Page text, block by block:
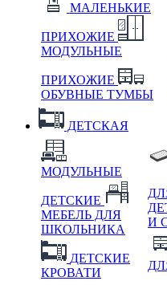
МАЛЕНЬКИЕ
ПРИХОЖИЕ
МОДУЛЬНЫЕ
ПРИХОЖИЕ
ОБУВНЫЕ ТУМБЫ
ДЕТСКАЯ
МОДУЛЬНЫЕ
ДЕТСКИЕ
МЕБЕЛЬ ДЛЯ
ШКОЛЬНИКА
ДЕТСКИЕ
КРОВАТИ
И